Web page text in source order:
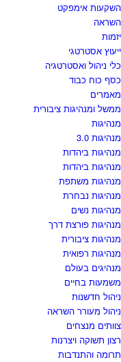
השקעות אימפקט
השראה
יזמות
ייעוץ אסטרטגי
כלי ניהול ואסטרטגיה
כסף כוח כבוד
מאמרים
ממשל ומנהיגות ציבורית
מנהיגות
מנהיגות 3.0
מנהיגות ביהדות
מנהיגות ביהדות
מנהיגות משתפת
מנהיגות נבחרת
מנהיגות נשים
מנהיגות פורצת דרך
מנהיגות ציבורית
מנהיגות רפואית
מנהיגים בעולם
משמעות בחיים
ניהול חדשנות
ניהול מעורר השראה
צוותים מנצחים
רצון תשוקה ויצרנות
תרומה והתנדבות